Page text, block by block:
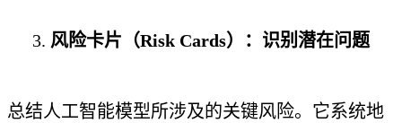
3. 风险卡片（Risk Cards）：识别潜在问题
总结人工智能模型所涉及的关键风险。它系统地